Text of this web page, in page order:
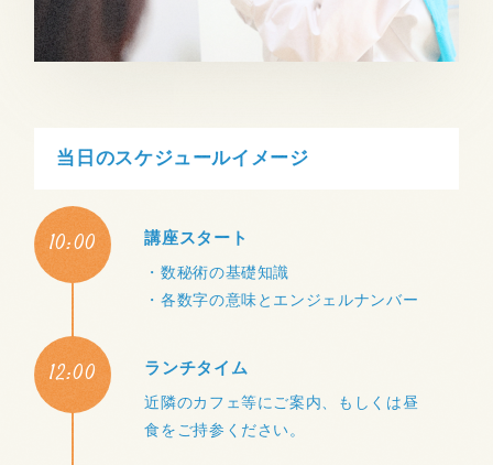
当日のスケジュールイメージ
10:00 講座スタート
・数秘術の基礎知識
・各数字の意味とエンジェルナンバー
12:00 ランチタイム
近隣のカフェ等にご案内、もしくは昼
食をご持参ください。